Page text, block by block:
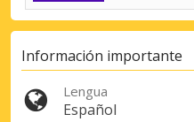
Información importante
Lengua
Español